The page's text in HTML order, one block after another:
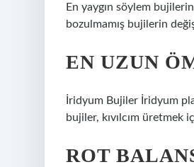
En yaygın söylem
bozulmamış bujilerin
EN UZUN
İridyum Bujiler İridyum
bujiler, kıvılcım
ROT